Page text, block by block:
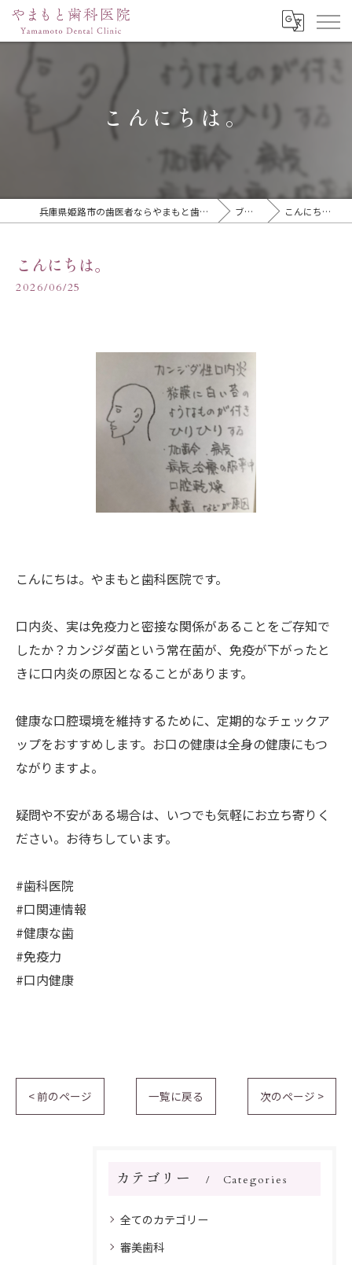
こんにちは。
兵庫県姫路市の歯医者ならやまもと歯科医院 ブログ こんにちは。
こんにちは。
2026/06/25
こんにちは。やまもと歯科医院です。
口内炎、実は免疫力と密接な関係があることをご存知で
したか？カンジダ菌という常在菌が、免疫が下がったと
きに口内炎の原因となることがあります。
健康な口腔環境を維持するために、定期的なチェックア
ップをおすすめします。お口の健康は全身の健康にもつ
ながりますよ。
疑問や不安がある場合は、いつでも気軽にお立ち寄りく
ださい。お待ちしています。
#歯科医院
#口関連情報
#健康な歯
#免疫力
#口内健康
< 前のページ 一覧に戻る 次のページ >
カテゴリー Categories
全てのカテゴリー
審美歯科